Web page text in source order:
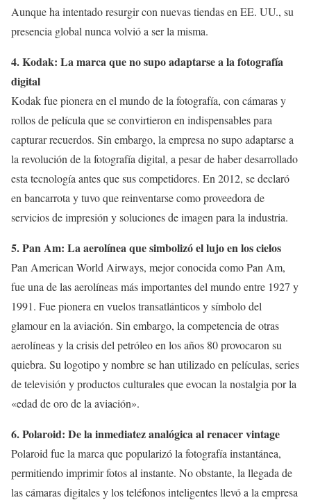
Aunque ha intentado resurgir con nuevas tiendas en EE. UU., su
presencia global nunca volvió a ser la misma.
4. Kodak: La marca que no supo adaptarse a la fotografía
digital
Kodak fue pionera en el mundo de la fotografía, con cámaras y
rollos de película que se convirtieron en indispensables para
capturar recuerdos. Sin embargo, la empresa no supo adaptarse a
la revolución de la fotografía digital, a pesar de haber desarrollado
esta tecnología antes que sus competidores. En 2012, se declaró
en bancarrota y tuvo que reinventarse como proveedora de
servicios de impresión y soluciones de imagen para la industria.
5. Pan Am: La aerolínea que simbolizó el lujo en los cielos
Pan American World Airways, mejor conocida como Pan Am,
fue una de las aerolíneas más importantes del mundo entre 1927 y
1991. Fue pionera en vuelos transatlánticos y símbolo del
glamour en la aviación. Sin embargo, la competencia de otras
aerolíneas y la crisis del petróleo en los años 80 provocaron su
quiebra. Su logotipo y nombre se han utilizado en películas, series
de televisión y productos culturales que evocan la nostalgia por la
«edad de oro de la aviación».
6. Polaroid: De la inmediatez analógica al renacer vintage
Polaroid fue la marca que popularizó la fotografía instantánea,
permitiendo imprimir fotos al instante. No obstante, la llegada de
las cámaras digitales y los teléfonos inteligentes llevó a la empresa